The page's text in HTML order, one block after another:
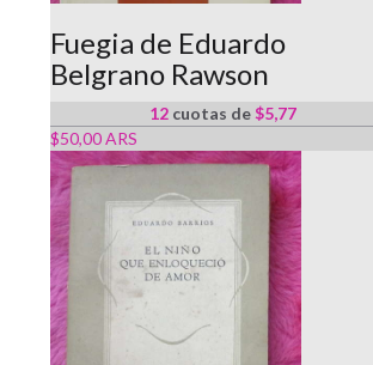
Fuegia de Eduardo
Belgrano Rawson
12 cuotas de$5,77
$50,00 ARS